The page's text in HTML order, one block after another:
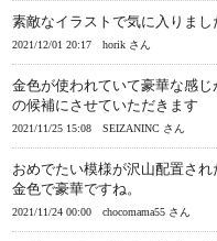
素敵なイラストで気に入りまし
2021/12/01 20:17 horik さん
金色が使われていて豪華な感
の候補にさせていただきます
2021/11/25 15:08 SEIZANINC さん
おめでたい模様が沢山配置さ
金色で豪華ですね。
2021/11/24 00:00 chocomama55 さん